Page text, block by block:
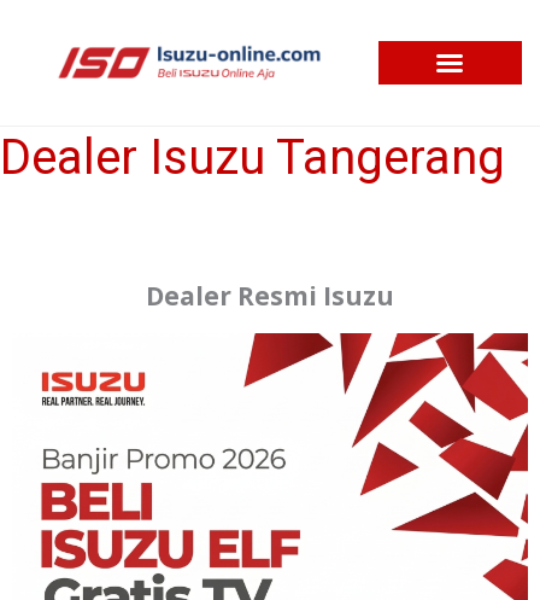
Dealer Isuzu Tangerang
Dealer Resmi Isuzu
Dealer
Isuzu